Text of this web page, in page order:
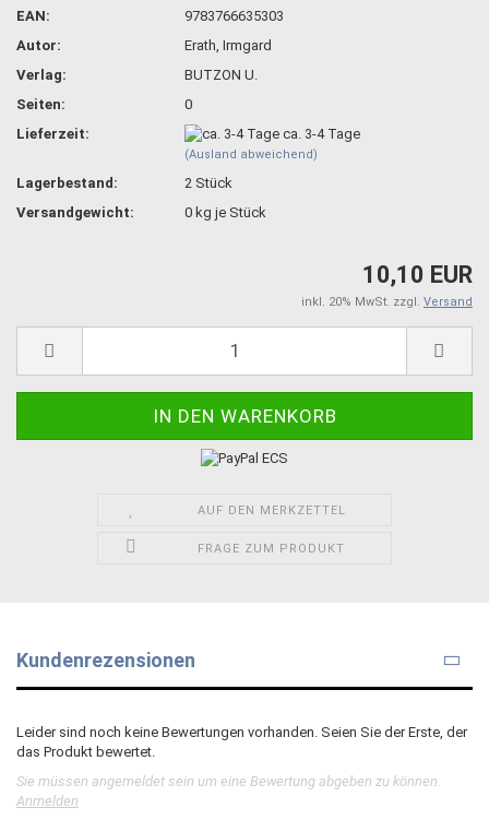
EAN:
9783766635303
Autor:
Erath, Irmgard
Verlag:
BUTZON U.
Seiten:
0
Lieferzeit:
ca. 3-4 Tage
(Ausland abweichend)
Lagerbestand: 2 Stück
Versandgewicht:
0 kg je Stück
10,10 EUR
inkl. 20% MwSt. zzgl. Versand
AUF DEN MERKZETTEL
FRAGE ZUM PRODUKT
Kundenrezensionen
Leider sind noch keine Bewertungen vorhanden. Seien Sie der Erste, der
das Produkt bewertet.
Sie müssen angemeldet sein um eine Bewertung abgeben zu können.
Anmelden